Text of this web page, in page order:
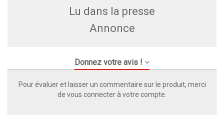
Lu dans la presse
Annonce
Donnez votre avis !
Pour évaluer et laisser un commentaire sur le produit, merci
de vous connecter à votre compte.